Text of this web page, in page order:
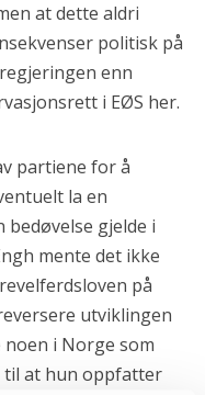
at dette aldri
politisk på
enn
i EØS her.
partiene for å
la en
gjelde i
mente det ikke
på
utviklingen
i Norge som
til at hun oppfatter